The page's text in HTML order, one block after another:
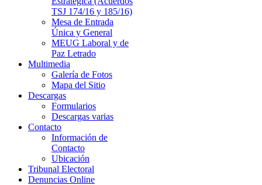
TSJ 174/16 y 185/16)
Mesa de Entrada
Única y General
MEUG Laboral y de
Paz Letrado
Multimedia
Galería de Fotos
Mapa del Sitio
Descargas
Formularios
Descargas varias
Contacto
Información de
Contacto
Ubicación
Tribunal Electoral
Denuncias Online